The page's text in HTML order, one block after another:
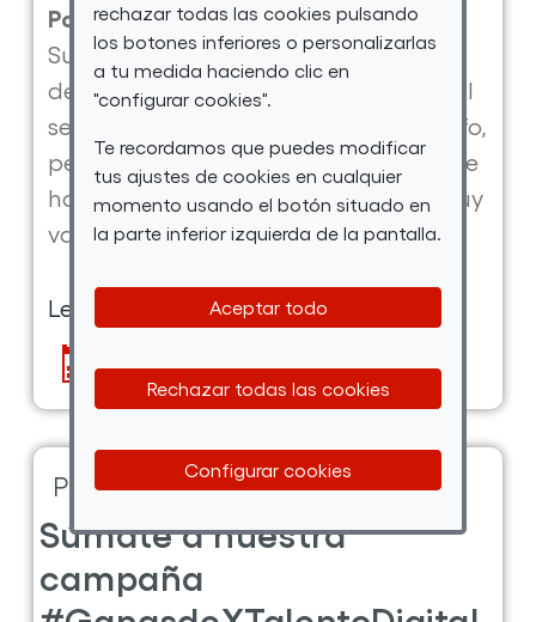
rechazar todas las cookies pulsando
los botones inferiores o personalizarlas
a tu medida haciendo clic en
"configurar cookies".
Te recordamos que puedes modificar
tus ajustes de cookies en cualquier
momento usando el botón situado en
la parte inferior izquierda de la pantalla.
Aceptar todo
Rechazar todas las cookies
Configurar cookies
Por Talento Digital le cambió la vida
Su historia demuestra la importancia
de formarse para poder trabajar en el
sector tecnológico. Pedro era fotógrafo,
pero gracias al curso Java Full Stack se
ha convertido en un programador muy
valorado en su empresa.
Leer más ...
sobre
publicación
Así
puede
cambiarte
una
08 Nov 2023 0 comentarios
Publicaciones destacadas
Súmate a nuestra
campaña